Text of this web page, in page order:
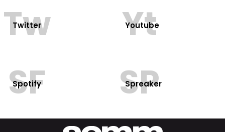
Tw
Twitter Yt
Youtube
SF
Spotify SP
Spreaker